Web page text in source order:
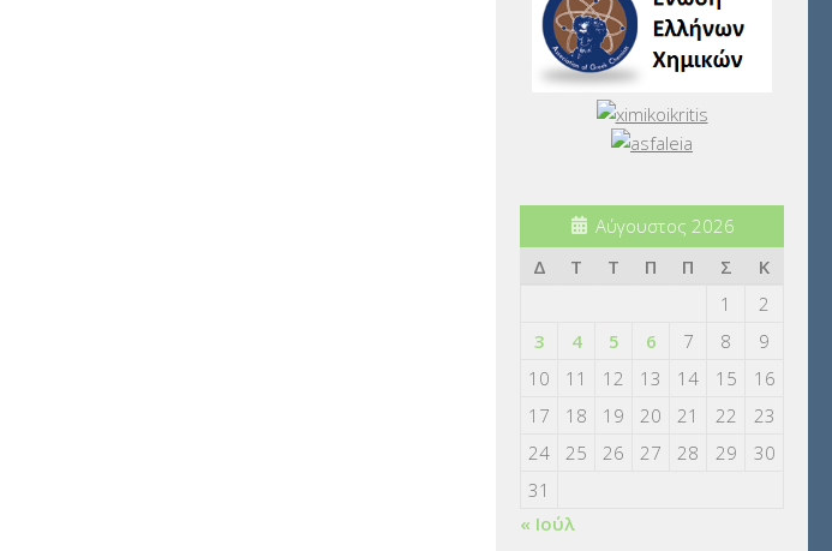
Αύγουστος 2026
Δ
Τ Τ Π Π Σ
Κ
1
2
3
4 5 6 7 8
9
10
11 12 13 14 15
16
17
18 19 20 21 22
23
24
25 26 27 28 29
30
31
« Ιούλ